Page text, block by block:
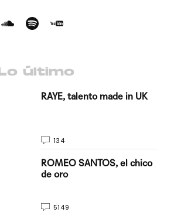
Lo último
RAYE, talento made in UK
134
ROMEO SANTOS, el chico
de oro
5149